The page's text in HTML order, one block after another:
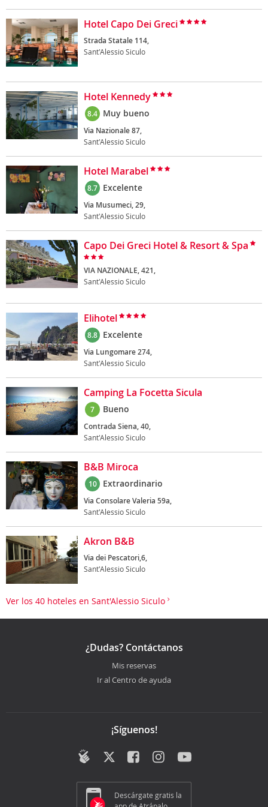
Hotel Capo Dei Greci
Strada Statale 114,
Sant'Alessio Siculo
Hotel Kennedy
8.4 Muy bueno
Via Nazionale 87,
Sant'Alessio Siculo
Hotel Marabel
8.7 Excelente
Via Musumeci, 29,
Sant'Alessio Siculo
Capo Dei Greci Hotel & Resort & Spa
VIA NAZIONALE, 421,
Sant'Alessio Siculo
Elihotel
8.8 Excelente
Via Lungomare 274,
Sant'Alessio Siculo
Camping La Focetta Sicula
7 Bueno
Contrada Siena, 40,
Sant'Alessio Siculo
B&B Miroca
10 Extraordinario
Via Consolare Valeria 59a,
Sant'Alessio Siculo
Akron B&B
Via dei Pescatori,6,
Sant'Alessio Siculo
Ver los 40 hoteles en Sant'Alessio Siculo
¿Dudas? Contáctanos
Mis reservas
Ir al Centro de ayuda
¡Síguenos!
Descárgate gratis la